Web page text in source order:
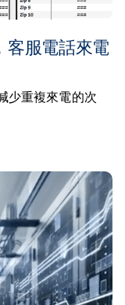
客服電話來電
少重複來電的次